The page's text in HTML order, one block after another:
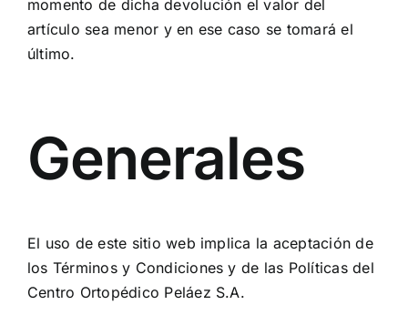
momento de dicha devolución el valor del
artículo sea menor y en ese caso se tomará el
último.
Generales
El uso de este sitio web implica la aceptación de
los Términos y Condiciones y de las Políticas del
Centro Ortopédico Peláez S.A.